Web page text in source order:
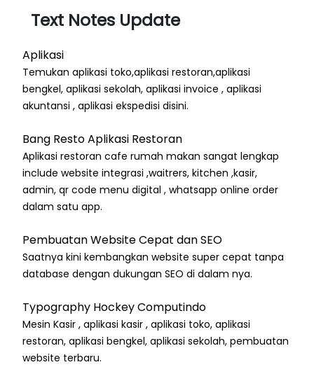
Text Notes Update
Aplikasi
Temukan aplikasi toko,aplikasi restoran,aplikasi
bengkel, aplikasi sekolah, aplikasi invoice , aplikasi
akuntansi , aplikasi ekspedisi disini.
Bang Resto Aplikasi Restoran
Aplikasi restoran cafe rumah makan sangat lengkap
include website integrasi ,waitrers, kitchen ,kasir,
admin, qr code menu digital , whatsapp online order
dalam satu app.
Pembuatan Website Cepat dan SEO
Saatnya kini kembangkan website super cepat tanpa
database dengan dukungan SEO di dalam nya.
Typography Hockey Computindo
Mesin Kasir , aplikasi kasir , aplikasi toko, aplikasi
restoran, aplikasi bengkel, aplikasi sekolah, pembuatan
website terbaru.